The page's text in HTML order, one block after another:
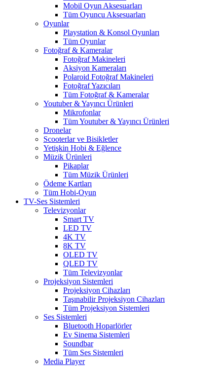
Mobil Oyun Aksesuarları
Tüm Oyuncu Aksesuarları
Oyunlar
Playstation & Konsol Oyunları
Tüm Oyunlar
Fotoğraf & Kameralar
Fotoğraf Makineleri
Aksiyon Kameraları
Polaroid Fotoğraf Makineleri
Fotoğraf Yazıcıları
Tüm Fotoğraf & Kameralar
Youtuber & Yayıncı Ürünleri
Mikrofonlar
Tüm Youtuber & Yayıncı Ürünleri
Dronelar
Scooterlar ve Bisikletler
Yetişkin Hobi & Eğlence
Müzik Ürünleri
Pikaplar
Tüm Müzik Ürünleri
Ödeme Kartları
Tüm Hobi-Oyun
TV-Ses Sistemleri
Televizyonlar
Smart TV
LED TV
4K TV
8K TV
OLED TV
QLED TV
Tüm Televizyonlar
Projeksiyon Sistemleri
Projeksiyon Cihazları
Taşınabilir Projeksiyon Cihazları
Tüm Projeksiyon Sistemleri
Ses Sistemleri
Bluetooth Hoparlörler
Ev Sinema Sistemleri
Soundbar
Tüm Ses Sistemleri
Media Player